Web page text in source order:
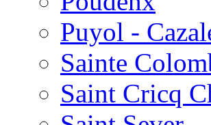
Puyol -
Sainte
Saint Cricq